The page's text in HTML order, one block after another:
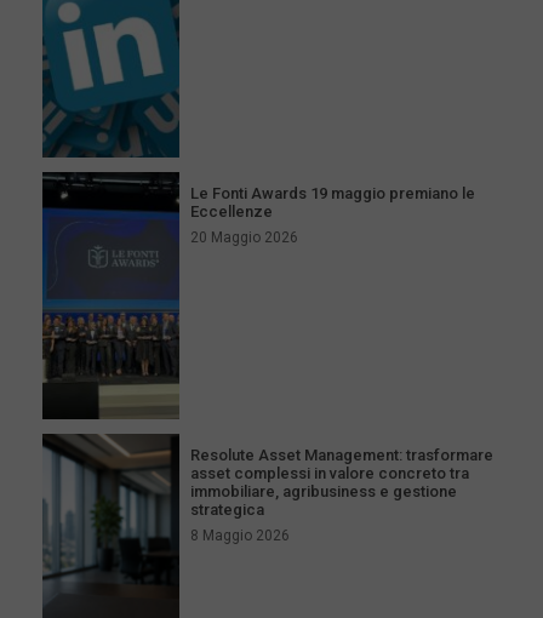
Le Fonti Awards 19 maggio premiano le
Eccellenze
20 Maggio 2026
Resolute Asset Management: trasformare
asset complessi in valore concreto tra
immobiliare, agribusiness e gestione
strategica
8 Maggio 2026